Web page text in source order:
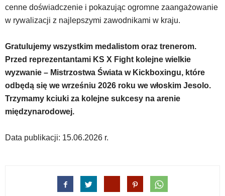
cenne doświadczenie i pokazując ogromne zaangażowanie
w rywalizacji z najlepszymi zawodnikami w kraju.
Gratulujemy wszystkim medalistom oraz trenerom.
Przed reprezentantami KS X Fight kolejne wielkie
wyzwanie – Mistrzostwa Świata w Kickboxingu, które
odbędą się we wrześniu 2026 roku we włoskim Jesolo.
Trzymamy kciuki za kolejne sukcesy na arenie
międzynarodowej.
Data publikacji: 15.06.2026 r.